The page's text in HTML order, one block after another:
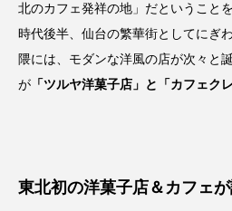
北のカフェ発祥の地」だということ
時代後半、仙台の繁華街としてにぎ
隈には、モダンな洋風の店が次々と
が 「ツルヤ洋菓子店」と「カフェク
東北初の洋菓子店＆カフェが